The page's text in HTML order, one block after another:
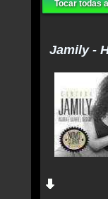
Tocar todas
Jamily -